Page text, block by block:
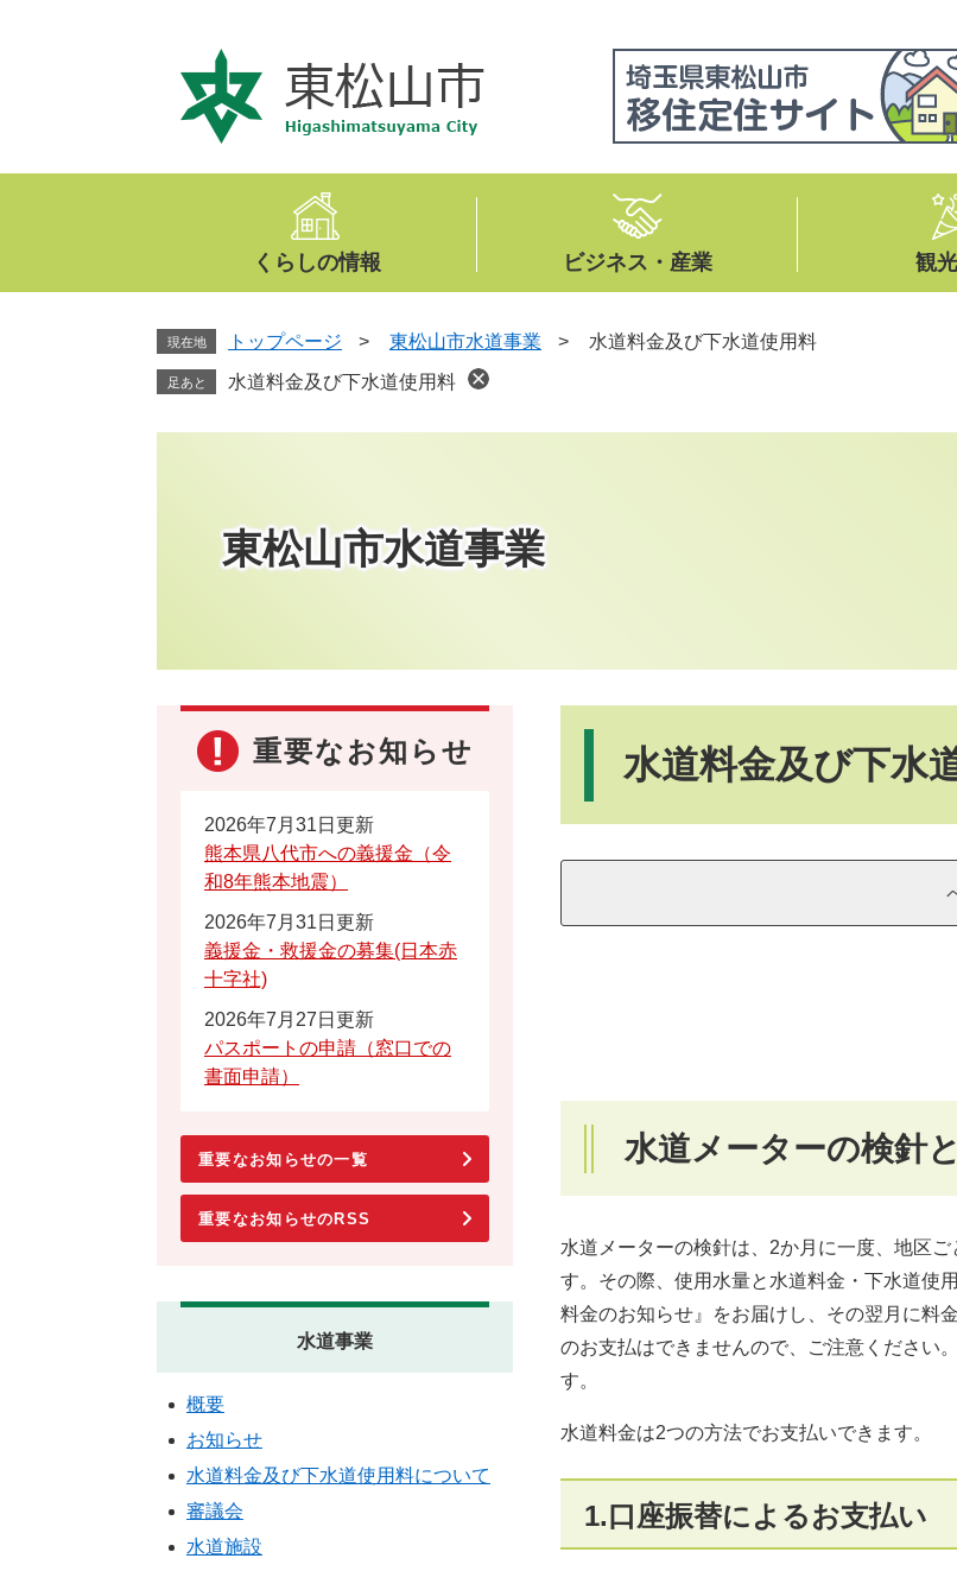
文
くらしの情報 ビジネス・産業 観
現在地 トップページ > 東松山市水道事業 > 水道料金及び下水道使用料
足あと 水道料金及び下水道使用料
東松山市水道事業
水道料金及び下水
水道メーターの検針
水道メーターの検針は、2か月に一度、地区
す。その際、使用水量と水道料金・下水道使
料金のお知らせ』をお届けし、その翌月に料
のお支払はできませんので、ご注意ください
す。
水道料金は2つの方法でお支払いできます。
1.口座振替によるお支払い
重要なお知らせ
2026年7月31日更新
熊本県八代市への義援金（令
和8年熊本地震）
2026年7月31日更新
義援金・救援金の募集(日本赤
十字社)
2026年7月27日更新
パスポートの申請（窓口での
書面申請）
重要なお知らせの一覧
重要なお知らせのRSS
水道事業
概要
お知らせ
水道料金及び下水道使用料について
審議会
水道施設